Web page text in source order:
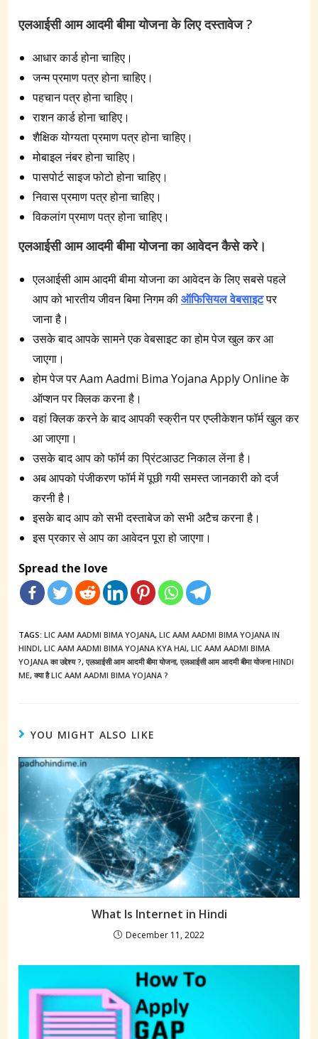
एलआईसी आम आदमी बीमा योजना के लिए दस्तावेज ?
आधार कार्ड होना चाहिए।
जन्‍म प्रमाण पत्र होना चाहिए।
पहचान पत्र होना चाहिए।
राशन कार्ड होना चाहिए।
शैक्षिक योग्यता प्रमाण पत्र होना चाहिए।
मोबाइल नंबर होना चाहिए।
पासपोर्ट साइज फोटो होना चाहिए।
निवास प्रमाण पत्र होना चाहिए।
विकलांग प्रमाण पत्र होना चाहिए।
एलआईसी आम आदमी बीमा योजना का आवेदन कैसे करे।
एलआईसी आम आदमी बीमा योजना का आवेदन के लिए सबसे पहले
आप को भारतीय जीवन बिमा निगम कीऑफिसियल वेबसाइटपर
जाना है।
उसके बाद आपके सामने एक वेबसाइट का होम पेज खुल कर आ
जाएगा।
होम पेज पर Aam Aadmi Bima Yojana Apply Online के
ऑप्शन पर क्लिक करना है।
वहां क्लिक करने के बाद आपकी स्क्रीन पर एप्लीकेशन फॉर्म खुल कर
आ जाएगा।
उसके बाद आप को फॉर्म का प्रिंटआउट निकाल लेंना है।
अब आपको पंजीकरण फॉर्म में पूछी गयी समस्त जानकारी को दर्ज
करनी है।
इसके बाद आप को सभी दस्ताबेज को सभी अटैच करना है।
इस प्रकार से आप का आवेदन पूरा हो जाएगा।
Spread the love
TAGS:LIC AAM AADMI BIMA YOJANA, LIC AAM AADMI BIMA YOJANA IN
HINDI, LIC AAM AADMI BIMA YOJANA KYA HAI, LIC AAM AADMI BIMA
YOJANA का उद्देश्य ?, एलआईसी आम आदमी बीमा योजना, एलआईसी आम आदमी बीमा योजना HINDI
ME, क्या है LIC AAM AADMI BIMA YOJANA ?
YOU MIGHT ALSO LIKE
What Is Internet in Hindi
December 11, 2022